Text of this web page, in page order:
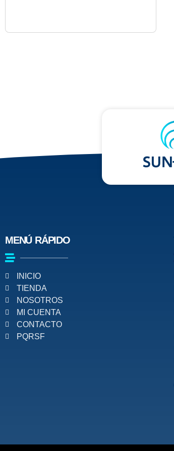
MENÚ RÁPIDO
INICIO
TIENDA
NOSOTROS
MI CUENTA
CONTACTO
PQRSF